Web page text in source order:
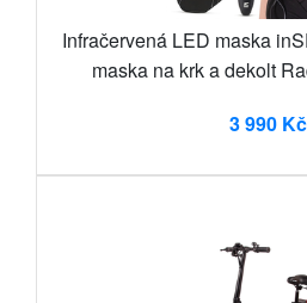
Infračervená LED maska
maska na krk a dekolt
3 990 Kč